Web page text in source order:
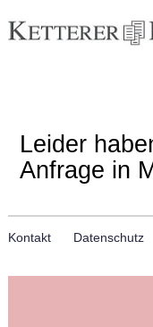
Leider
Anfrage in
Kontakt Datenschutz